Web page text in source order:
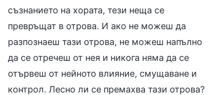
съзнанието на хората, тези неща се
превръщат в отрова. И ако не можеш да
разпознаеш тази отрова, не можеш напълно
да се отречеш от нея и никога няма да се
отървеш от нейното влияние, смущаване и
контрол. Лесно ли се премахва тази отрова?